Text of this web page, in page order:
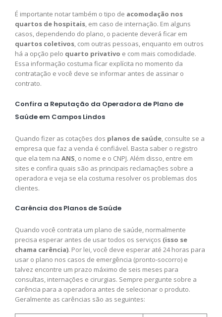
É importante notar também o tipo de acomodação nos
quartos de hospitais, em caso de internação. Em alguns
casos, dependendo do plano, o paciente deverá ficar em
quartos coletivos, com outras pessoas, enquanto em outros
há a opção pelo quarto privativo e com mais comodidade.
Essa informação costuma ficar explícita no momento da
contratação e você deve se informar antes de assinar o
contrato.
Confira a Reputação da Operadora de Plano de
Saúde em Campos Lindos
Quando fizer as cotações dos planos de saúde, consulte se a
empresa que faz a venda é confiável. Basta saber o registro
que ela tem na ANS, o nome e o CNPJ. Além disso, entre em
sites e confira quais são as principais reclamações sobre a
operadora e veja se ela costuma resolver os problemas dos
clientes.
Carência dos Planos de Saúde
Quando você contrata um plano de saúde, normalmente
precisa esperar antes de usar todos os serviços (isso se
chama carência). Por lei, você deve esperar até 24 horas para
usar o plano nos casos de emergência (pronto-socorro) e
talvez encontre um prazo máximo de seis meses para
consultas, internações e cirurgias. Sempre pergunte sobre a
carência para a operadora antes de selecionar o produto.
Geralmente as carências são as seguintes: